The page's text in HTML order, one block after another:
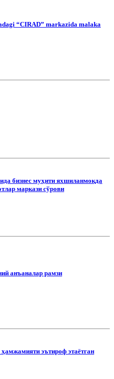
“CIRAD” markazida malaka
бизнес муҳити яхшиланмоқда
маркази сўрови
анъаналар рамзи
эътироф этаётган